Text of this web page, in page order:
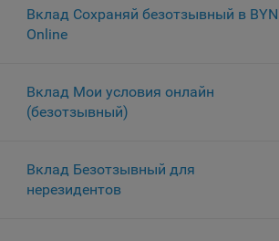
Вклад Сохраняй безотзывный в BYN
Online
Вклад Мои условия онлайн
(безотзывный)
Вклад Безотзывный для
нерезидентов